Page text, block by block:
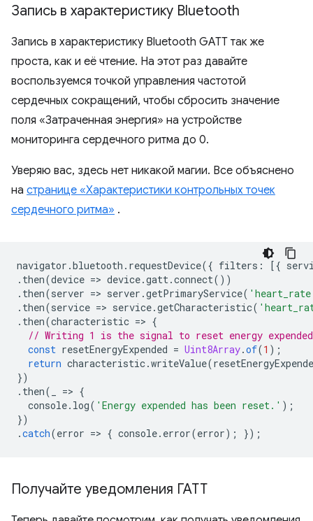
Запись в характеристику Bluetooth
Запись в характеристику Bluetooth GATT так же
проста, как и её чтение. На этот раз давайте
воспользуемся точкой управления частотой
сердечных сокращений, чтобы сбросить значение
поля «Затраченная энергия» на устройстве
мониторинга сердечного ритма до 0.
Уверяю вас, здесь нет никакой магии. Все объяснено
на странице «Характеристики контрольных точек
сердечного ритма» .
navigator .bluetooth . requestDevice({ filters : [{
. then(device => device.gatt.connect())
. then(server => server .getPrimaryService(
. then(service => service.getCharacteristic(
. then(characteristic => {
// Writing 1 is the signal to reset energy
const resetEnergyExpended = Uint8Array.of(1 );
return characteristic.writeValue(
})
. then( => {
console. log( 'Energy expended has been reset.' );
})
.catch(error => { console. error(error); });
Получайте уведомления ГАТТ